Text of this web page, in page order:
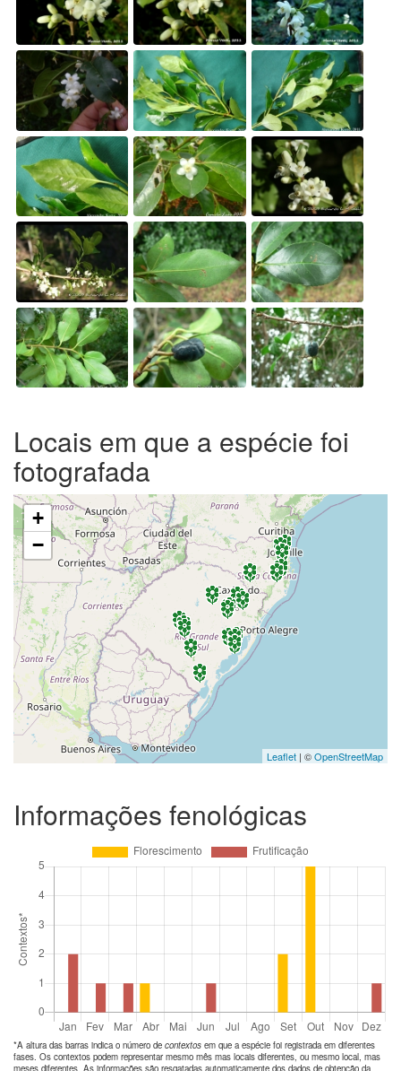
Locais em que a espécie foi
fotografada
+
−
Leaflet | ©OpenStreetMap
Informações fenológicas
*A altura das barras indica o número de contextos em que a espécie foi registrada em diferentes
fases. Os contextos podem representar mesmo mês mas locais diferentes, ou mesmo local, mas